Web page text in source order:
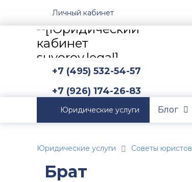
Личный кабинет
+7 (495) 532-54-57
+7 (926) 174-26-83
Юридические услуги Блог
Юридические услуги Советы юристов
Брат